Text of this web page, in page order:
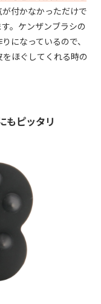
が付かなかっただけで
。ケンザンブラシの
になっているので、
ほぐしてくれる時の
もピッタリ